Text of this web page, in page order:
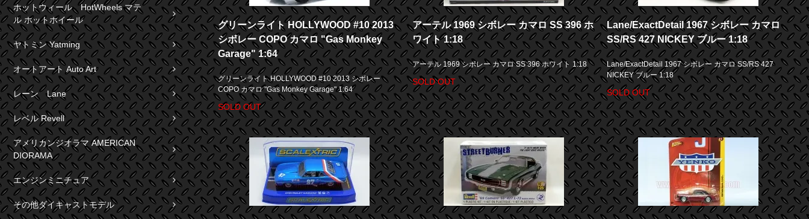
ホットウィール HotWheels マテ
ル ホットホイール
ヤトミン Yatming
オートアート Auto Art
レーン Lane
レベル Revell
アメリカンジオラマ AMERICAN
DIORAMA
エンジンミニチュア
その他ダイキャストモデル
グリーンライト HOLLYWOOD #10 2013
シボレー COPO カマロ "Gas Monkey
Garage" 1:64
グリーンライト HOLLYWOOD #10 2013 シボレー
COPO カマロ "Gas Monkey Garage" 1:64
SOLD OUT
アーテル 1969 シボレー カマロ SS 396 ホ
ワイト 1:18
アーテル 1969 シボレー カマロ SS 396 ホワイト 1:18
SOLD OUT
Lane/ExactDetail 1967 シボレー カマロ
SS/RS 427 NICKEY ブルー 1:18
Lane/ExactDetail 1967 シボレー カマロ SS/RS 427
NICKEY ブルー 1:18
SOLD OUT